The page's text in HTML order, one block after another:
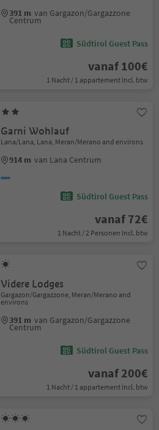
391 m van Gargazon/Gargazzone
Centrum
Südtirol Guest Pass
vanaf 100€
1 Nacht / 1 appartement Incl. btw
Garni Wohlauf
Lana/Lana, Lana, Meran/Merano and environs
914 m van Lana Centrum
Südtirol Guest Pass
vanaf 72€
1 Nacht / 2 Personen Incl. btw
Videre Lodges
Gargazon/Gargazzone, Meran/Merano and
environs
391 m van Gargazon/Gargazzone
Centrum
Südtirol Guest Pass
vanaf 200€
1 Nacht / 1 appartement Incl. btw